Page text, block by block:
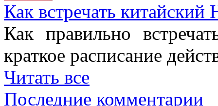
Как встречать китайский
Как правильно
краткое расписание
Читать все
Последние комментарии